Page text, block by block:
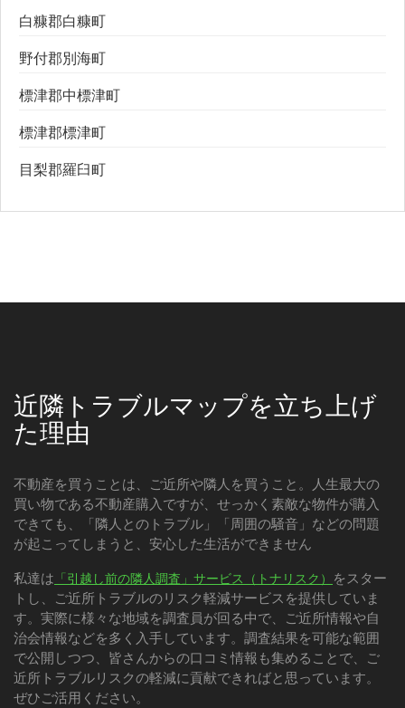
白糠郡白糠町
野付郡別海町
標津郡中標津町
標津郡標津町
目梨郡羅臼町
近隣トラブルマップを立ち上げ
た理由
不動産を買うことは、ご近所や隣人を買うこと。人生最大の
買い物である不動産購入ですが、せっかく素敵な物件が購入
できても、「隣人とのトラブル」「周囲の騒音」などの問題
が起こってしまうと、安心した生活ができません
私達は 「引越し前の隣人調査」サービス（トナリスク） をスター
トし、ご近所トラブルのリスク軽減サービスを提供していま
す。実際に様々な地域を調査員が回る中で、ご近所情報や自
治会情報などを多く入手しています。調査結果を可能な範囲
で公開しつつ、皆さんからの口コミ情報も集めることで、ご
近所トラブルリスクの軽減に貢献できればと思っています。
ぜひご活用ください。